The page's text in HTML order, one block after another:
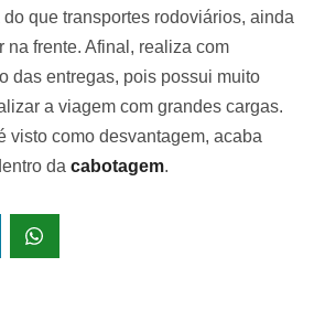
que transportes rodoviários, ainda
na frente. Afinal, realiza com
das entregas, pois possui muito
a viagem com grandes cargas.
visto como desvantagem, acaba
da cabotagem.